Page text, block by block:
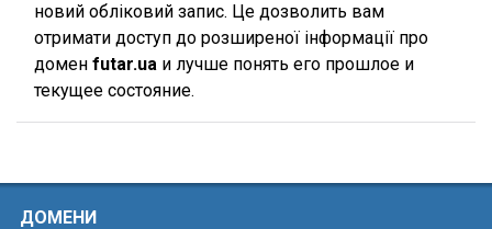
новий обліковий запис. Це дозволить вам
отримати доступ до розширеної інформації про
домен futar.ua и лучше понять его прошлое и
текущее состояние.
ДОМЕНИ